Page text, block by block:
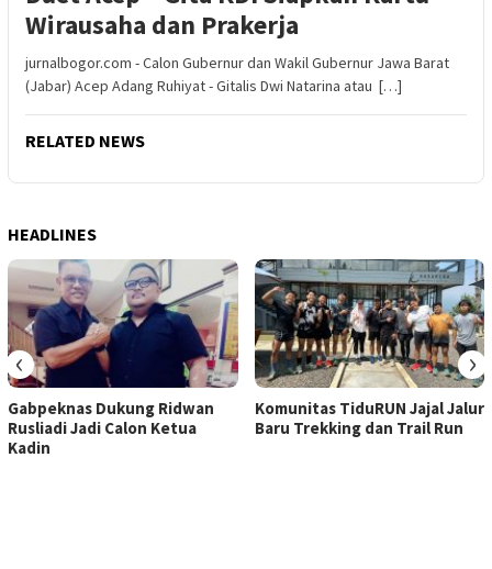
Wirausaha dan Prakerja
jurnalbogor.com - Calon Gubernur dan Wakil Gubernur Jawa Barat
(Jabar) Acep Adang Ruhiyat - Gitalis Dwi Natarina atau […]
RELATED NEWS
HEADLINES
Gabpeknas Dukung Ridwan
Rusliadi Jadi Calon Ketua
Kadin
Komunitas TiduRUN Jajal Jalur
Baru Trekking dan Trail Run
‹ ›